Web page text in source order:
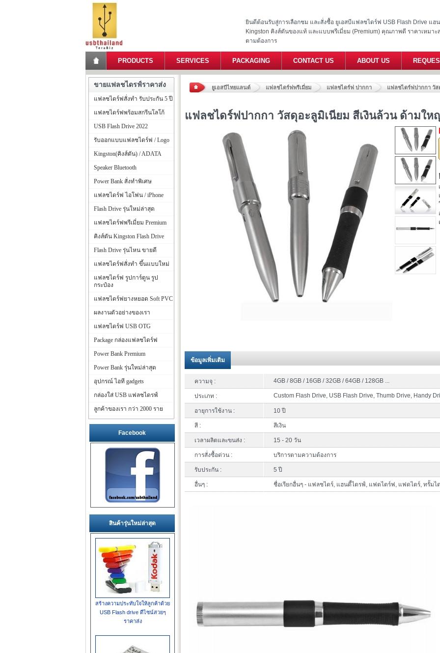
ยินดีต้อนรับสู่การเลือกชม และสั่งซื้อ ยูเอสบีแฟลชไดร์ฟ USB Flash Drive แฮ
Kingston คิงส์ตันของแท้ และแบบพรีเมี่ยม (Premium) คุณภาพดี ราคาเหมา
ตามต้องการ
PRODUCTS SERVICES PACKAGING CONTACT US ABOUT US
ยูเอสบีไทยแลนด์ แฟลชไดร์ฟพรีเมี่ยม แฟลชไดร์ฟ ปากกา แฟลชไดร์ฟปากกา วัส
แฟลชไดร์ฟปากกา วัสดุอะลูมิเนียม สีเงินล้วน ด้ามให
ข้อมูลเพิ่มเติม
ความจุ : 4GB / 8GB / 16GB / 32GB / 64GB / 128GB ...
ประเภท : Custom Flash Drive, USB Flash Drive, Thumb Drive, Handy
อายุการใช้งาน : 10 ปี
สี : สีเงิน
เวลาผลิตและขนส่ง : 15 - 20 วัน
การสั่งซื้อด่วน : บริการตามความต้องการ
รับประกัน : 5 ปี
อื่นๆ : ชื่อเรียกอื่นๆ - แฟลชไดร์, แฮนดี้ไดรฟ์, แฟตไดร์ฟ, แฟดไดร์, ทรั้มไ
ขายแฟลชไดรฟ์ราคาส่ง
แฟลชไดร์ฟสั่งทำ รับประกัน 5 ปี
แฟลชไดร์ฟพร้อมสกรีนโลโก้
USB Flash Drive 2022
รับออกแบบแฟลชไดร์ฟ / Logo
Kingston(คิงส์ตัน) / ADATA
Speaker Bluetooth
Power Bank สั่งทำพิเศษ
แฟลชไดร์ฟ ไอโฟน / iPhone
Flash Drive รุ่นใหม่ล่าสุด
แฟลชไดร์ฟพรีเมี่ยม Premium
คิงส์ตัน Kingston Flash Drive
Flash Drive รุ่นไหน ขายดี
แฟลชไดร์ฟสั่งทำ ขึ้นแบบใหม่
แฟลชไดร์ฟ รูปการ์ตูน รูป
กระป๋อง
แฟลชไดร์ฟยางหยอด Soft PVC
ผลงานตัวอย่างของเรา
แฟลชไดร์ฟ USB OTG
Package กล่องแฟลชไดร์ฟ
Power Bank Premium
Power Bank รุ่นใหม่ล่าสุด
อุปกรณ์ ไอที gadgets
กล่องใส่ USB แฟลชไดรฟ์
ลูกค้าของเรา กว่า 2000 ราย
Facebook
สินค้ารุ่นใหม่ล่าสุด
สร้างความประทับใจให้ลูกค้าด้วย
USB Flash drive ดีไซน์สวยๆ
ราคาส่ง